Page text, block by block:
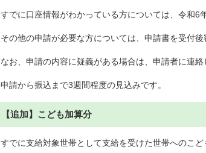
すでに口座情報がわかっている方については、令和6
その他の申請が必要な方については、申請書を受付
なお、申請の内容に疑義がある場合は、申請者に連
申請から振込まで3週間程度の見込みです。
【追加】こども加算分
すでに支給対象世帯として支給を受けた世帯へのこ